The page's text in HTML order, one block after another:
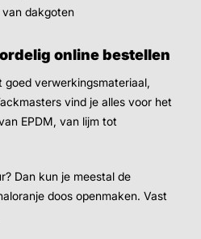
dakgoten
online bestellen
goed verwerkingsmateriaal,
vind je alles voor het
EPDM, van lijm tot
Dan kun je meestal de
doos openmaken. Vast